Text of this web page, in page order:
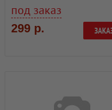
под заказ
299 р.